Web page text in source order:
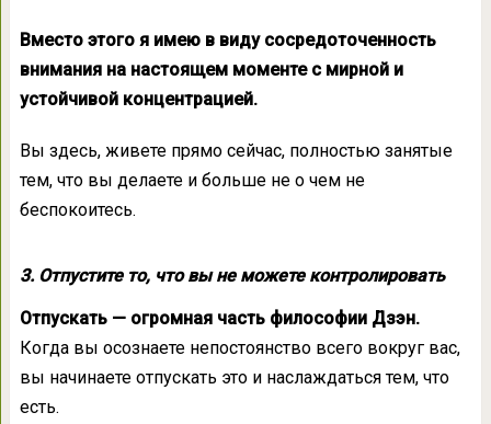
Вместо этого я имею в виду сосредоточенность
внимания на настоящем моменте с мирной и
устойчивой концентрацией.
Вы здесь, живете прямо сейчас, полностью занятые
тем, что вы делаете и больше не о чем не
беспокоитесь.
3. Отпустите то, что вы не можете контролировать
Отпускать — огромная часть философии Дзэн.
Когда вы осознаете непостоянство всего вокруг вас,
вы начинаете отпускать это и наслаждаться тем, что
есть.